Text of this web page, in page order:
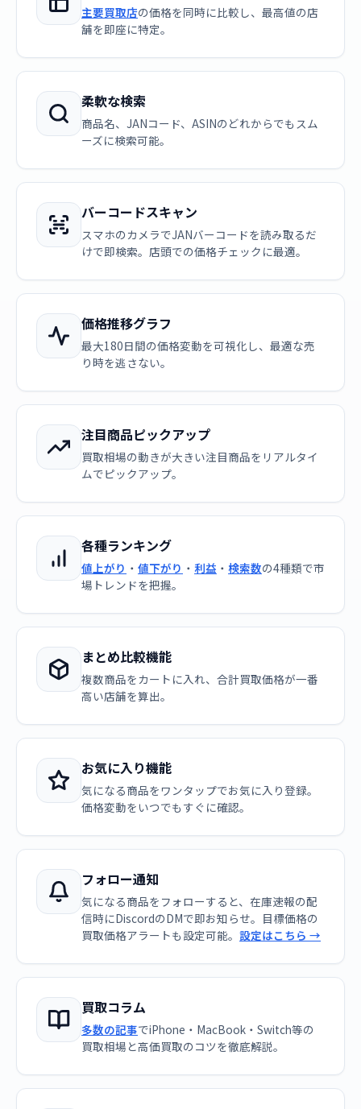
主要買取店の価格を同時に比較し、最高値の店
舗を即座に特定。
柔軟な検索
商品名、JANコード、ASINのどれからでもスム
ーズに検索可能。
バーコードスキャン
スマホのカメラでJANバーコードを読み取るだ
けで即検索。店頭での価格チェックに最適。
価格推移グラフ
最大180日間の価格変動を可視化し、最適な売
り時を逃さない。
注目商品ピックアップ
買取相場の動きが大きい注目商品をリアルタイ
ムでピックアップ。
各種ランキング
値上がり ・ 値下がり ・ 利益 ・ 検索数の4種類で市
場トレンドを把握。
まとめ比較機能
複数商品をカートに入れ、合計買取価格が一番
高い店舗を算出。
お気に入り機能
気になる商品をワンタップでお気に入り登録。
価格変動をいつでもすぐに確認。
フォロー通知
気になる商品をフォローすると、在庫速報の配
信時にDiscordのDMで即お知らせ。目標価格の
買取価格アラートも設定可能。 設定はこちら →
買取コラム
多数の記事でiPhone・MacBook・Switch等の
買取相場と高価買取のコツを徹底解説。